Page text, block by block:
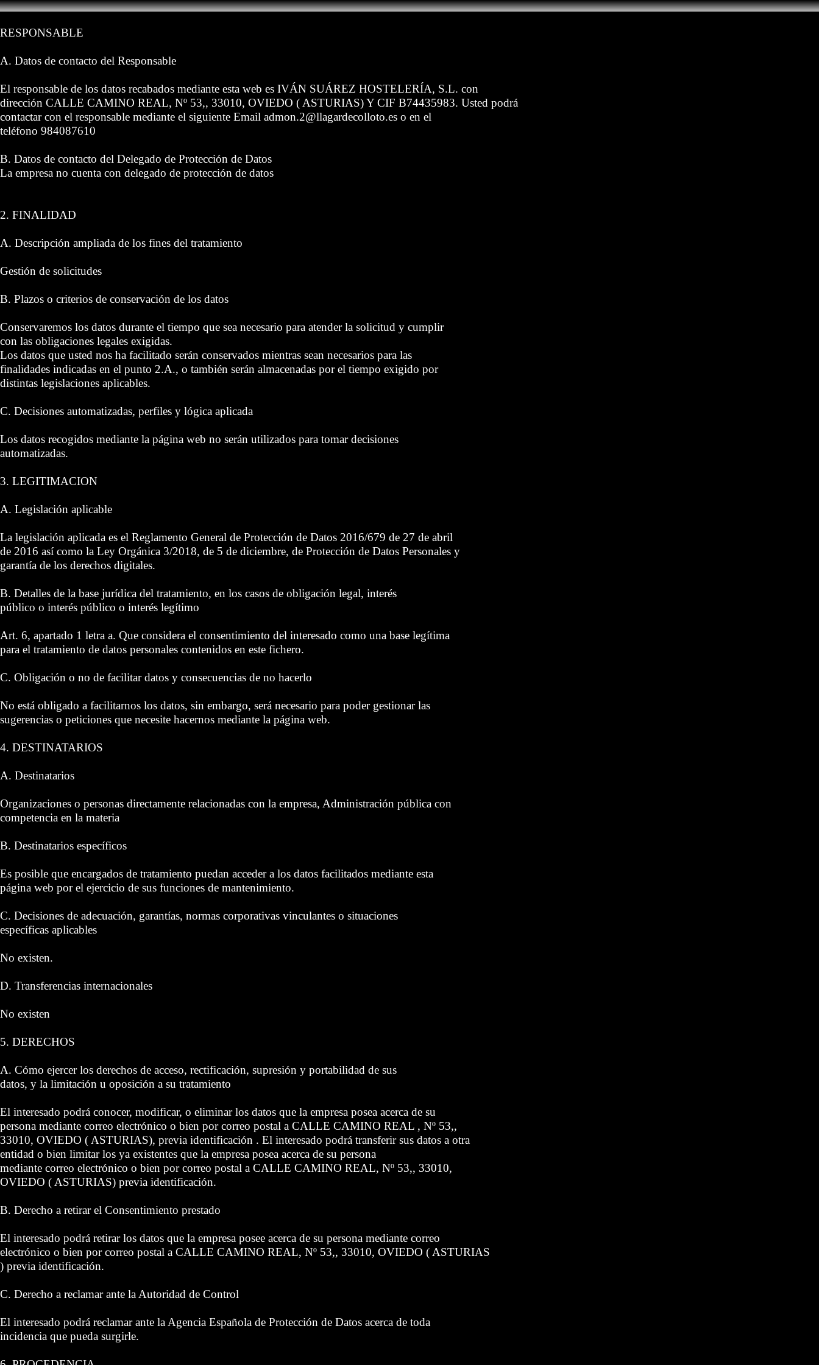
RESPONSABLE
A. Datos de contacto del Responsable
El responsable de los datos recabados mediante esta web es IVÁN SUÁREZ HOSTELERÍA, S.L. con
dirección CALLE CAMINO REAL, Nº 53,, 33010, OVIEDO ( ASTURIAS) Y CIF B74435983. Usted podrá
contactar con el responsable mediante el siguiente Email admon.2@llagardecolloto.es o en el
teléfono 984087610
B. Datos de contacto del Delegado de Protección de Datos
La empresa no cuenta con delegado de protección de datos
2. FINALIDAD
A. Descripción ampliada de los fines del tratamiento
Gestión de solicitudes
B. Plazos o criterios de conservación de los datos
Conservaremos los datos durante el tiempo que sea necesario para atender la solicitud y cumplir
con las obligaciones legales exigidas.
Los datos que usted nos ha facilitado serán conservados mientras sean necesarios para las
finalidades indicadas en el punto 2.A., o también serán almacenadas por el tiempo exigido por
distintas legislaciones aplicables.
C. Decisiones automatizadas, perfiles y lógica aplicada
Los datos recogidos mediante la página web no serán utilizados para tomar decisiones
automatizadas.
3. LEGITIMACION
A. Legislación aplicable
La legislación aplicada es el Reglamento General de Protección de Datos 2016/679 de 27 de abril
de 2016 así como la Ley Orgánica 3/2018, de 5 de diciembre, de Protección de Datos Personales y
garantía de los derechos digitales.
B. Detalles de la base jurídica del tratamiento, en los casos de obligación legal, interés
público o interés público o interés legítimo
Art. 6, apartado 1 letra a. Que considera el consentimiento del interesado como una base legítima
para el tratamiento de datos personales contenidos en este fichero.
C. Obligación o no de facilitar datos y consecuencias de no hacerlo
No está obligado a facilitarnos los datos, sin embargo, será necesario para poder gestionar las
sugerencias o peticiones que necesite hacernos mediante la página web.
4. DESTINATARIOS
A. Destinatarios
Organizaciones o personas directamente relacionadas con la empresa, Administración pública con
competencia en la materia
B. Destinatarios específicos
Es posible que encargados de tratamiento puedan acceder a los datos facilitados mediante esta
página web por el ejercicio de sus funciones de mantenimiento.
C. Decisiones de adecuación, garantías, normas corporativas vinculantes o situaciones
específicas aplicables
No existen.
D. Transferencias internacionales
No existen
5. DERECHOS
A. Cómo ejercer los derechos de acceso, rectificación, supresión y portabilidad de sus
datos, y la limitación u oposición a su tratamiento
El interesado podrá conocer, modificar, o eliminar los datos que la empresa posea acerca de su
persona mediante correo electrónico o bien por correo postal a CALLE CAMINO REAL , Nº 53,,
33010, OVIEDO ( ASTURIAS), previa identificación . El interesado podrá transferir sus datos a otra
entidad o bien limitar los ya existentes que la empresa posea acerca de su persona
mediante correo electrónico o bien por correo postal a CALLE CAMINO REAL, Nº 53,, 33010,
OVIEDO ( ASTURIAS) previa identificación.
B. Derecho a retirar el Consentimiento prestado
El interesado podrá retirar los datos que la empresa posee acerca de su persona mediante correo
electrónico o bien por correo postal a CALLE CAMINO REAL, Nº 53,, 33010, OVIEDO ( ASTURIAS
) previa identificación.
C. Derecho a reclamar ante la Autoridad de Control
El interesado podrá reclamar ante la Agencia Española de Protección de Datos acerca de toda
incidencia que pueda surgirle.